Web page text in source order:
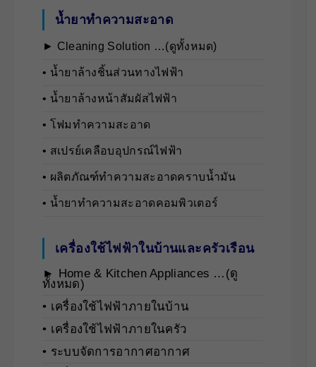
น้ำยาทำความสะอาด
► Cleaning Solution …(ดูทั้งหมด)
• นํ้ายาล้างชิ้นส่วนทางไฟฟ้า
• นํ้ายาล้างหน้าสัมผัสไฟฟ้า
• โฟมทำความสะอาด
• สเปรย์เคลือบอุปกรณ์ไฟฟ้า
• ผลิตภัณฑ์ทำความสะอาดคราบน้ำมัน
• น้ำยาทำความสะอาดคอมพิวเตอร์
เครื่องใช้ไฟฟ้าในบ้านและครัวเรือน
► Home & Kitchen Appliances …(ดู
ทั้งหมด)
• เครื่องใช้ไฟฟ้าภายในบ้าน
• เครื่องใช้ไฟฟ้าภายในครัว
• ระบบจัดการอากาศอากาศ